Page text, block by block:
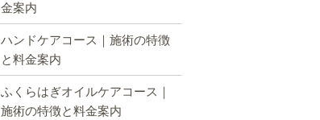
金案内
ハンドケアコース｜施術の特徴
と料金案内
ふくらはぎオイルケアコース｜
施術の特徴と料金案内